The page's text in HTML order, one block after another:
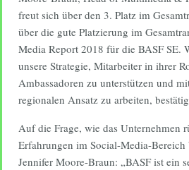
freut sich über den 3. Platz im
über die gute Platzierung im
Media Report 2018 für die BASF SE.
unsere Strategie, Mitarbeiter in ihrer
Ambassadoren zu unterstützen und
regionalen Ansatz zu arbeiten,
Auf die Frage, wie das Unternehmen
Erfahrungen im Social-Media-Bereich
Jennifer Moore-Braun: „BASF ist ein